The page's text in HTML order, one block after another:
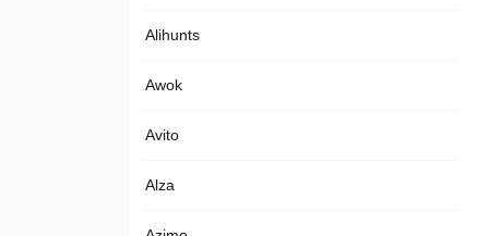
Alihunts
Awok
Avito
Alza